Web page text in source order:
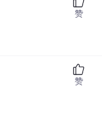
赞
赞